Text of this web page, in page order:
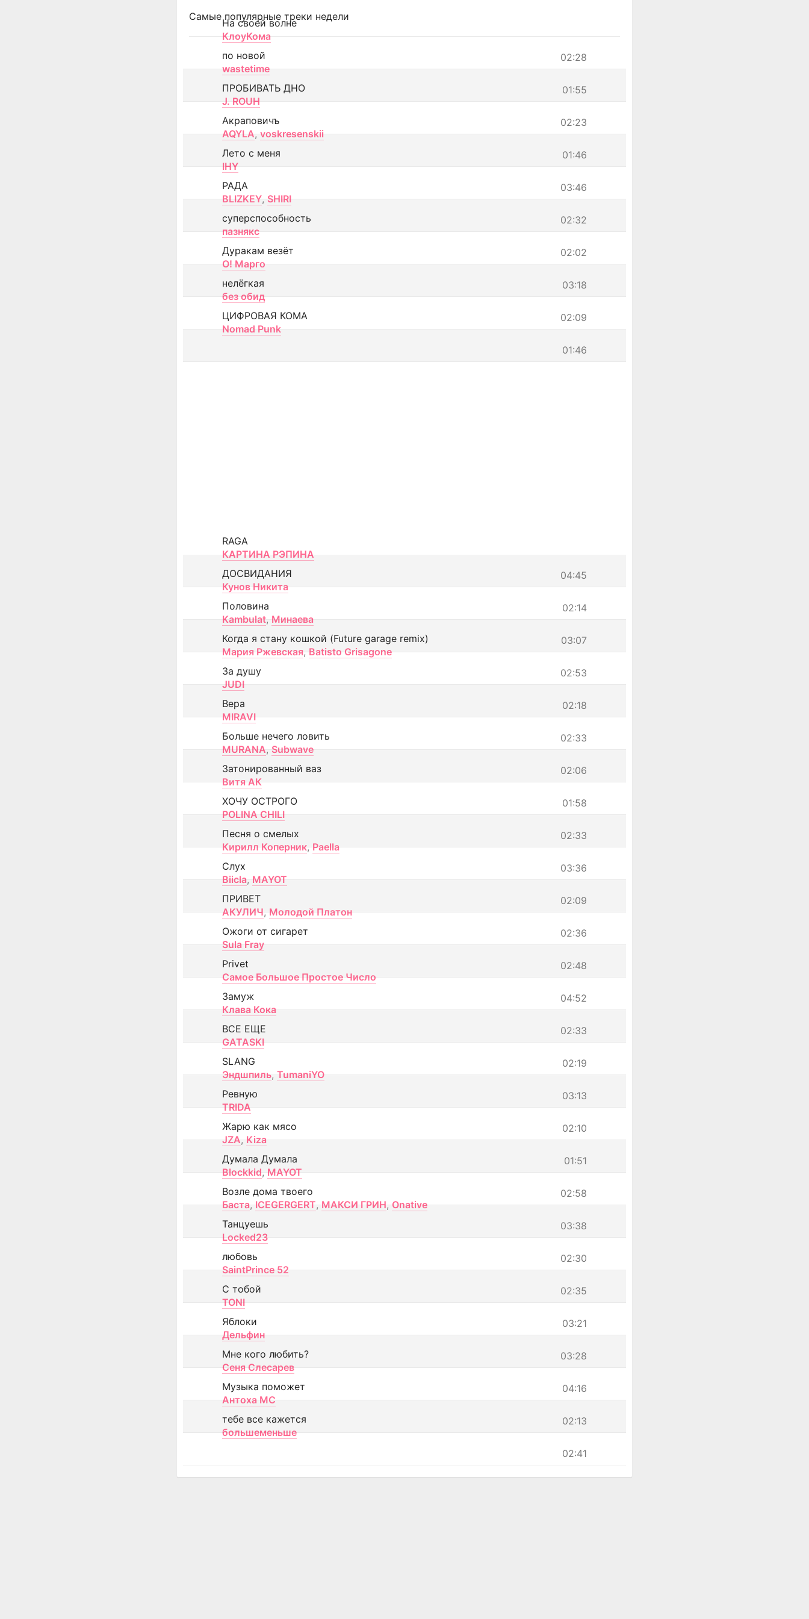
Самые популярные треки недели
На своей волне
КлоуКома
02:28
по новой
wastetime
01:55
ПРОБИВАТЬ ДНО
J. ROUH
02:23
Акраповичъ
AQYLA, voskresenskii
01:46
Лето с меня
IHY
03:46
РАДА
BLIZKEY, SHIRI
02:32
суперспособность
пазнякс
02:02
Дуракам везёт
О! Марго
03:18
нелёгкая
без обид
02:09
ЦИФРОВАЯ КОМА
Nomad Punk
01:46
RAGA
КАРТИНА РЭПИНА
04:45
ДОСВИДАНИЯ
Кунов Никита
02:14
Половина
Kambulat, Минаева
03:07
Когда я стану кошкой (Future garage remix)
Мария Ржевская, Batisto Grisagone
02:53
За душу
JUDI
02:18
Вера
MIRAVI
02:33
Больше нечего ловить
MURANA, Subwave
02:06
Затонированный ваз
Витя АК
01:58
ХОЧУ ОСТРОГО
POLINA CHILI
02:33
Песня о смелых
Кирилл Коперник, Paella
03:36
Слух
Biicla, MAYOT
02:09
ПРИВЕТ
АКУЛИЧ, Молодой Платон
02:36
Ожоги от сигарет
Sula Fray
02:48
Privet
Самое Большое Простое Число
04:52
Замуж
Клава Кока
02:33
ВСЕ ЕЩЕ
GATASKI
02:19
SLANG
Эндшпиль, TumaniYO
03:13
Ревную
TRIDA
02:10
Жарю как мясо
JZA, Kiza
01:51
Думала Думала
Blockkid, MAYOT
02:58
Возле дома твоего
Баста, ICEGERGERT, МАКСИ ГРИН, Onative
03:38
Танцуешь
Locked23
02:30
любовь
SaintPrince 52
02:35
С тобой
TONI
03:21
Яблоки
Дельфин
03:28
Мне кого любить?
Сеня Слесарев
04:16
Музыка поможет
Антоха МС
02:13
тебе все кажется
большеменьше
02:41